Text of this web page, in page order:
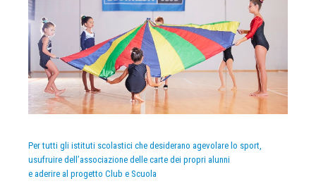
Per tutti gli istituti scolastici che desiderano agevolare lo sport,
usufruire dell’associazione delle carte dei propri alunni
e aderire al progetto Club e Scuola